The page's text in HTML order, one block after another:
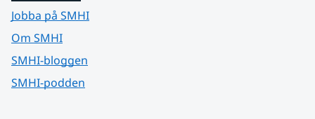
Jobba på SMHI
Om SMHI
SMHI-bloggen
SMHI-podden